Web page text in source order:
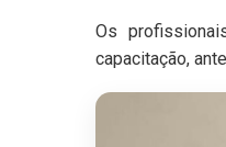
Os
capacitação,